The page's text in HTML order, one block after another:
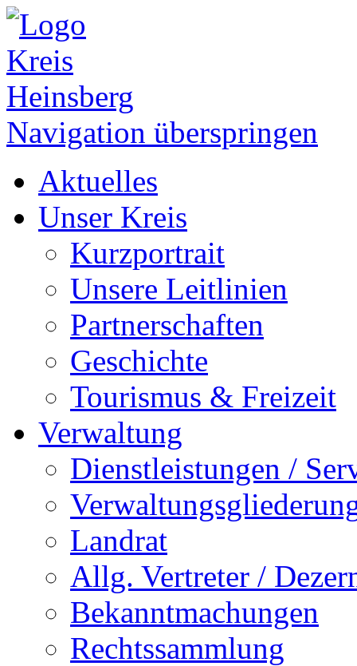
Navigation überspringen
Aktuelles
Unser Kreis
Kurzportrait
Unsere Leitlinien
Partnerschaften
Geschichte
Tourismus & Freizeit
Verwaltung
Dienstleistungen /
Landrat
Allg. Vertreter /
Bekanntmachungen
Rechtssammlung